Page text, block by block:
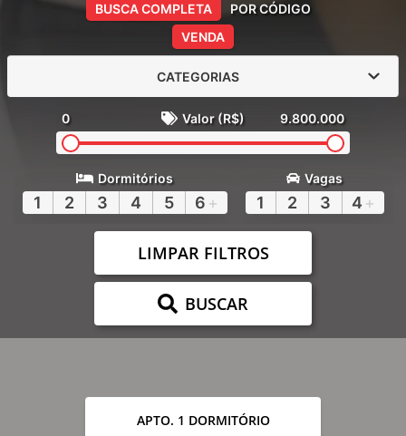
VENDA
BUSCA COMPLETA POR CÓDIGO
CATEGORIAS
0 Valor (R$) 9.800.000
Dormitórios
1 2 3 4 5 6 +
Vagas
1 2 3 4 +
LIMPAR FILTROS
BUSCAR
APTO. 1 DORMITÓRIO